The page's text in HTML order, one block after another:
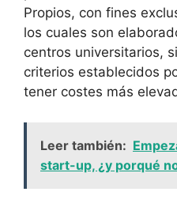
Propios, con fines
los cuales son
centros universitarios,
criterios establecidos
tener costes más
Leer también:
start-up, ¿y porqué